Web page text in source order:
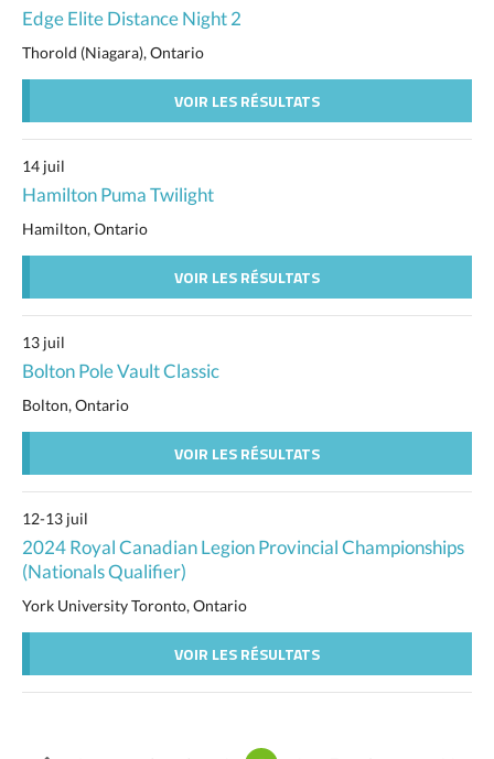
Edge Elite Distance Night 2
Thorold (Niagara), Ontario
VOIR LES RÉSULTATS
14 juil
Hamilton Puma Twilight
Hamilton, Ontario
VOIR LES RÉSULTATS
13 juil
Bolton Pole Vault Classic
Bolton, Ontario
VOIR LES RÉSULTATS
12-13 juil
2024 Royal Canadian Legion Provincial Championships
(Nationals Qualifier)
York University Toronto, Ontario
VOIR LES RÉSULTATS